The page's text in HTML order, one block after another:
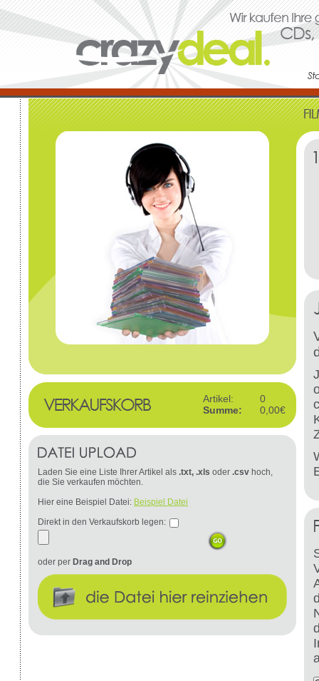
Artikel:
0
Summe:
0,00€
Laden Sie eine Liste Ihrer Artikel als .txt, .xls oder .csv hoch,
die Sie verkaufen möchten.
Hier eine Beispiel Datei: Beispiel Datei
Direkt in den Verkaufskorb legen:
oder per Drag and Drop